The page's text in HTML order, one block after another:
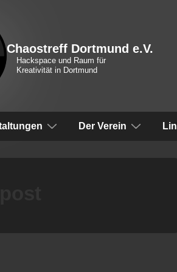
Chaostreff Dortmund e.V.
Hackspace und Raum für
Kreativität in Dortmund
Der Verein